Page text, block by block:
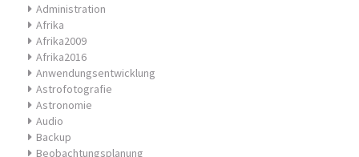
Administration
Afrika
Afrika2009
Afrika2016
Anwendungsentwicklung
Astrofotografie
Astronomie
Audio
Backup
Beobachtungsplanung